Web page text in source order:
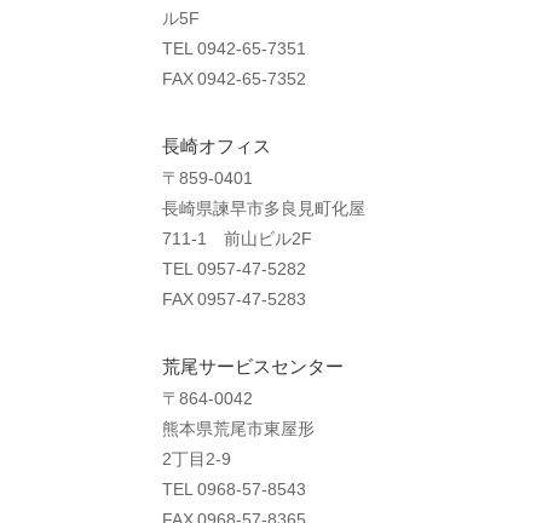
ル5F
TEL 0942-65-7351
FAX 0942-65-7352
長崎オフィス
〒859-0401
長崎県諫早市多良見町化屋
711-1 前山ビル2F
TEL 0957-47-5282
FAX 0957-47-5283
荒尾サービスセンター
〒864-0042
熊本県荒尾市東屋形
2丁目2-9
TEL 0968-57-8543
FAX 0968-57-8365